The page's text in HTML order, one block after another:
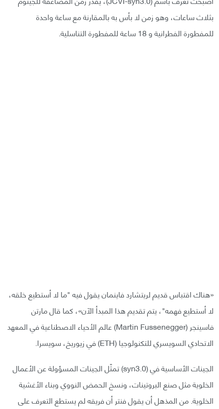
بثلاث ساعات، وهو زمن لا بأس به بالمقارنة مع ساعة واحدة
للمفطورة الفطرانية و 18 ساعة للمفطورة التناسلية.
«هناك اقتباس قديم لريتشارد فاينمان يقول فيه "ما لا أستطيع خلقه،
لا أستطيع فهمه"، يتم تقديم هذا المبدأ الآن»، كما قال مارتن
فاسينجر (Martin Fussenegger) عالم الأحياء الاصطناعية في المعهد
الاتحادي السويسري للتكنولوجيا (ETH) في زيوريخ، سويسرا.
الجينات الأساسية في (syn3.0) تمثّل الجينات المسؤولة عن الأعمال
الخلوية مثل صنع البروتينات، ونسخ الحمض النووي وبناء الأغشية
الخلوية. من المذهل أن يقول فنتر أن فريقه لم يستطع التعرف على